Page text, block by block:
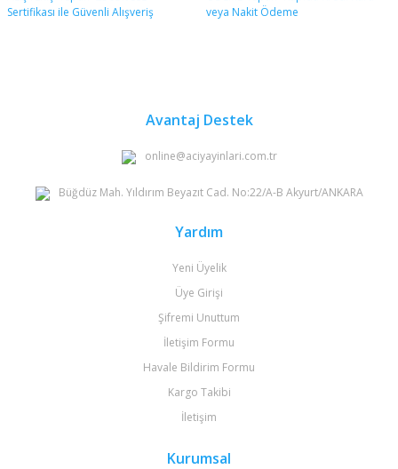
Ürün açıklamasında eksik bilgiler bulunuyor.
Avantaj Destek
online@aciyayinlari.com.tr
Büğdüz Mah. Yıldırım Beyazıt Cad. No:22/A-B Akyurt/ANKARA
Yardım
Yeni Üyelik
Üye Girişi
Şifremi Unuttum
İletişim Formu
Havale Bildirim Formu
Kargo Takibi
İletişim
Kurumsal